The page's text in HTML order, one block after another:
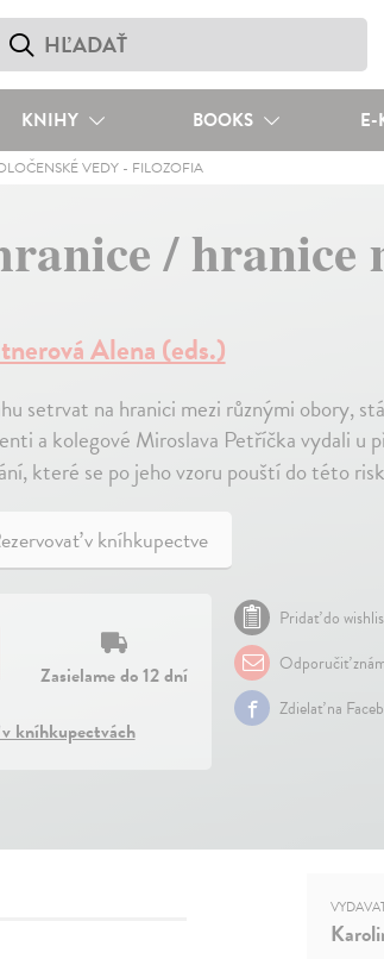
KNIHY BOOKS
VEDY- FILOZOFIA
/ hranice
Alena (eds.)
setrvat na hranici mezi různými obory,
a kolegové Miroslava Petříčka vydali u
které se po jeho vzoru pouští do této
v kníhkupectve
Zasielame do 12 dní
kníhkupectvách
Pridať do
Odporučiť
Zdielať na